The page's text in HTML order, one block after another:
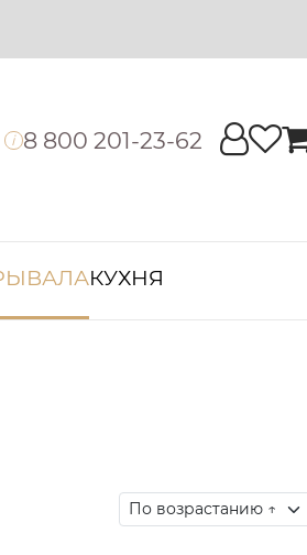
i 8 800 201-23-62
КУХНЯ